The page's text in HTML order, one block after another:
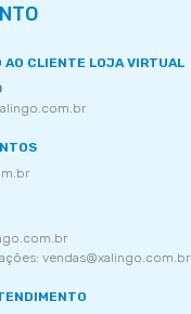
AO CLIENTE LOJA VIRTUAL
vendas@xalingo.com.br